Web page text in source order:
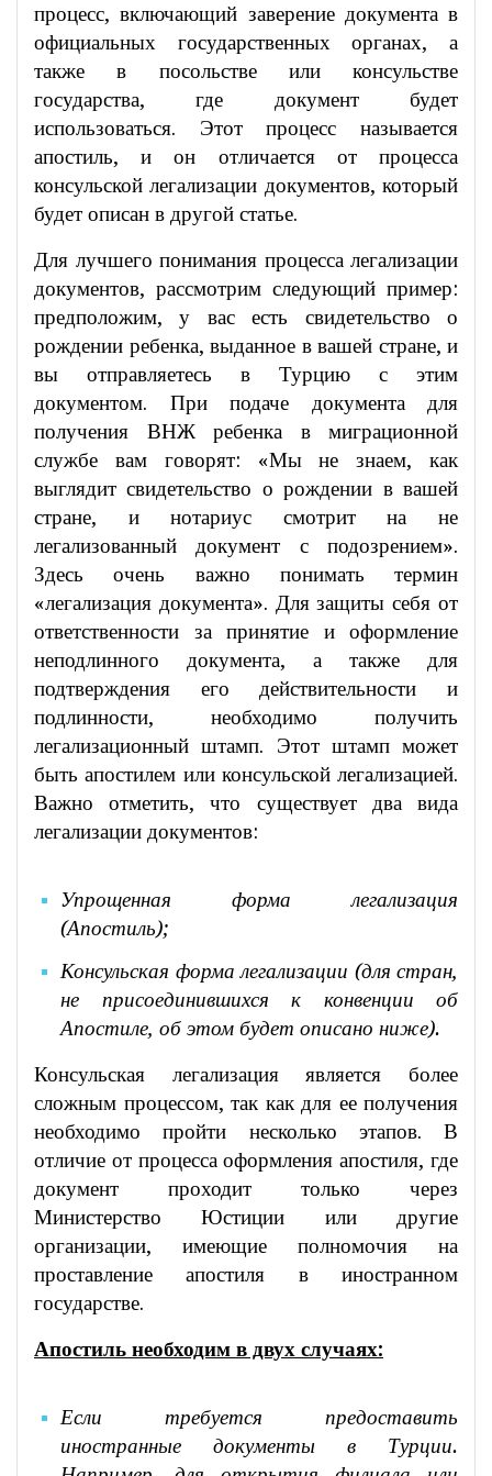
процесс, включающий заверение документа в
официальных государственных органах, а
также в посольстве или консульстве
государства, где документ будет
использоваться. Этот процесс называется
апостиль, и он отличается от процесса
консульской легализации документов, который
будет описан в другой статье.
Для лучшего понимания процесса легализации
документов, рассмотрим следующий пример:
предположим, у вас есть свидетельство о
рождении ребенка, выданное в вашей стране, и
вы отправляетесь в Турцию с этим
документом. При подаче документа для
получения ВНЖ ребенка в миграционной
службе вам говорят: «Мы не знаем, как
выглядит свидетельство о рождении в вашей
стране, и нотариус смотрит на не
легализованный документ с подозрением».
Здесь очень важно понимать термин
«легализация документа». Для защиты себя от
ответственности за принятие и оформление
неподлинного документа, а также для
подтверждения его действительности и
подлинности, необходимо получить
легализационный штамп. Этот штамп может
быть апостилем или консульской легализацией.
Важно отметить, что существует два вида
легализации документов:
Упрощенная форма легализация
(Апостиль);
Консульская форма легализации (для стран,
не присоединившихся к конвенции об
Апостиле, об этом будет описано ниже).
Консульская легализация является более
сложным процессом, так как для ее получения
необходимо пройти несколько этапов. В
отличие от процесса оформления апостиля, где
документ проходит только через
Министерство Юстиции или другие
организации, имеющие полномочия на
проставление апостиля в иностранном
государстве.
Апостиль необходим в двух случаях:
Если требуется предоставить
иностранные документы в Турции.